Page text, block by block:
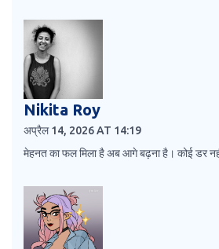
Nikita Roy
अप्रैल 14, 2026 AT 14:19
मेहनत का फल मिला है अब आगे बढ़ना है। कोई डर